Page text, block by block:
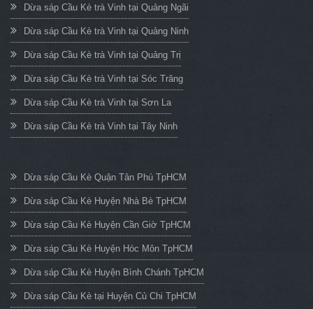
Dừa sáp Cầu Kè trà Vinh tại Quảng Ngãi
Dừa sáp Cầu Kè trà Vinh tại Quảng Ninh
Dừa sáp Cầu Kè trà Vinh tại Quảng Trị
Dừa sáp Cầu Kè trà Vinh tại Sóc Trăng
Dừa sáp Cầu Kè trà Vinh tại Sơn La
Dừa sáp Cầu Kè trà Vinh tại Tây Ninh
Dừa sáp Cầu Kè Quận Tân Phú TpHCM
Dừa sáp Cầu Kè Huyện Nhà Bè TpHCM
Dừa sáp Cầu Kè Huyện Cần Giờ TpHCM
Dừa sáp Cầu Kè Huyện Hóc Môn TpHCM
Dừa sáp Cầu Kè Huyện Bình Chánh TpHCM
Dừa sáp Cầu Kè tại Huyện Củ Chi TpHCM